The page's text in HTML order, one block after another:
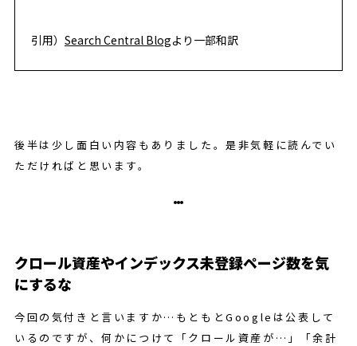
引用） Search Central Blogより一部和訳
後半は少し面白い内容もありました。是非気軽に読んでい
ただければと思います。
クロール資産やインデックス未登録ページ数を気
にするな
今回の気付きと言いますか…もともとGoogleは公表して
いるのですが、何かにつけて「クロール資産が…」「余計